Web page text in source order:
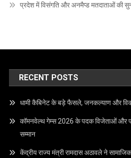
प्रदेश में विसंगति और अनमैप्ड मतदाताओं की
RECENT POSTS
धामी कैबिनेट के बड़े फैसले, जनकल्याण और
कॉमनवेल्थ गेम्स 2026 के पदक विजेताओं और
सम्मान
केंद्रीय राज्य मंत्री रामदास अठावले ने